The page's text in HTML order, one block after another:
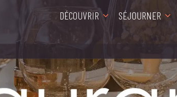
DÉCOUVRIR SÉJOURNER